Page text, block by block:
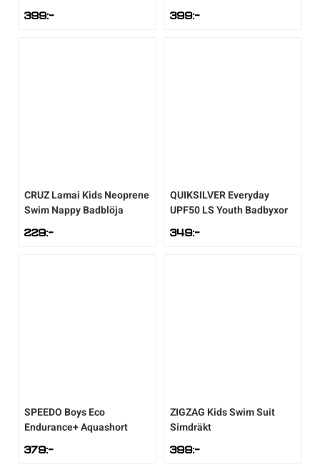
399:- 399:-
CRUZLamai Kids Neoprene
Swim Nappy Badblöja
229:-
QUIKSILVEREveryday
UPF50 LS Youth Badbyxor
349:-
SPEEDO Boys Eco
Endurance+ Aquashort
379:-
ZIGZAG Kids Swim Suit
Simdräkt
399:-